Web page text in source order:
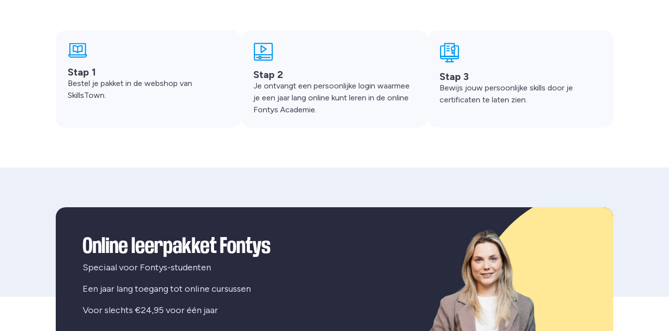
Stap 1
Bestel je pakket in de webshop van
SkillsTown.
Stap 2
Je ontvangt een persoonlijke login waarmee
je een jaar lang online kunt leren in de online
Fontys Academie.
Stap 3
Bewijs jouw persoonlijke skills door je
certificaten te laten zien.
Online leerpakket Fontys
Speciaal voor Fontys-studenten
Een jaar lang toegang tot online cursussen
Voor slechts €24,95 voor één jaar